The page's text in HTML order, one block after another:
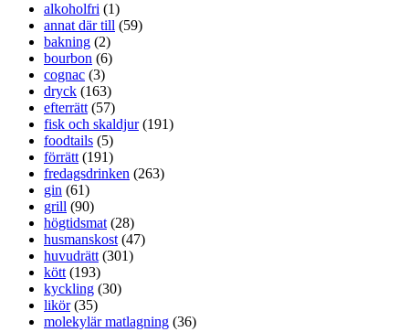
alkoholfri (1)
annat där till (59)
bakning (2)
bourbon (6)
cognac (3)
dryck (163)
efterrätt (57)
fisk och skaldjur(191)
foodtails (5)
förrätt (191)
fredagsdrinken (263)
gin (61)
grill (90)
högtidsmat (28)
husmanskost (47)
huvudrätt (301)
kött (193)
kyckling (30)
likör(35)
molekylär matlagning (36)